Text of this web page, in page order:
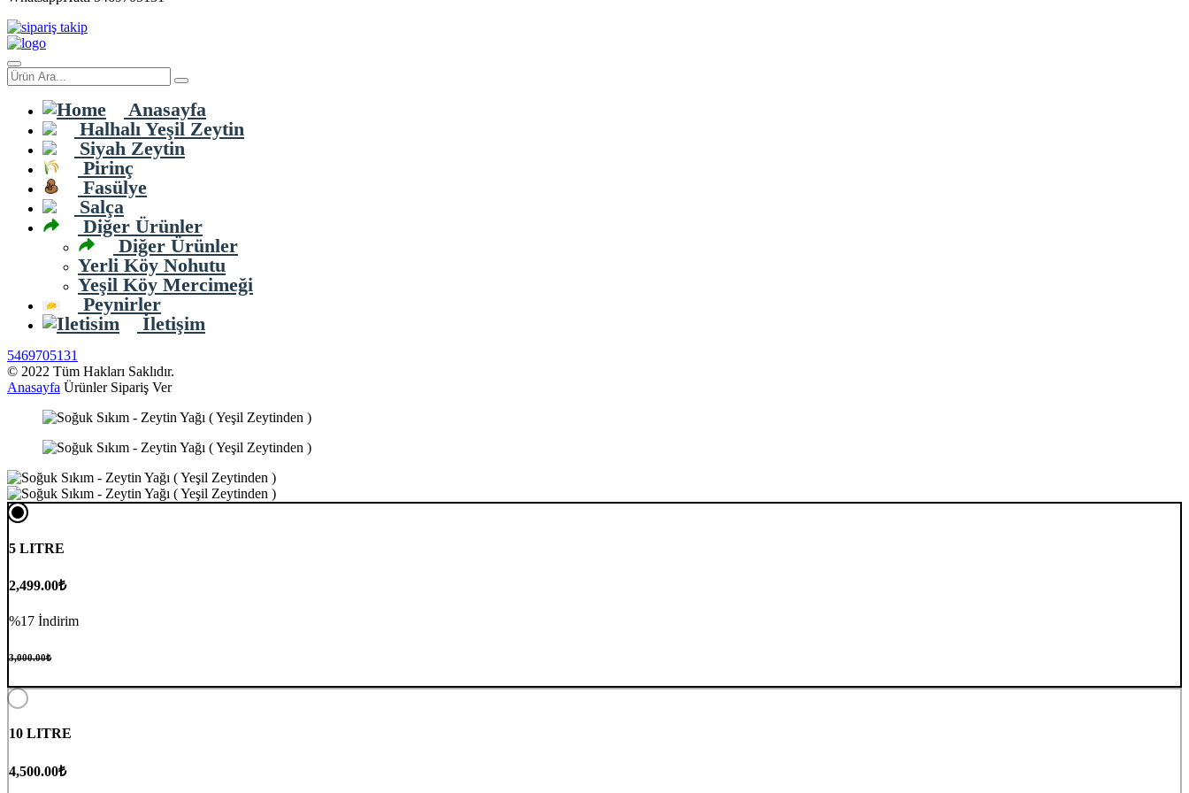
Anasayfa
Halhalı Yeşil Zeytin
Siyah Zeytin
Pirinç
Fasülye
Salça
Diğer Ürünler
Diğer Ürünler
Yerli Köy Nohutu
Yeşil Köy Mercimeği
Peynirler
İletişim
5469705131
© 2022 Tüm Hakları Saklıdır.
Anasayfa Ürünler Sipariş Ver
5 LITRE
2,499.00₺
%17 İndirim
3,000.00₺
10 LITRE
4,500.00₺